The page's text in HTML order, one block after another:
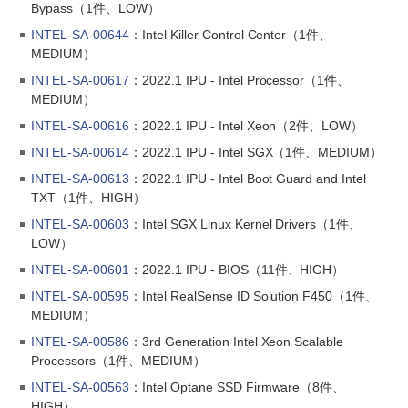
Bypass（1件、LOW）
INTEL-SA-00644：Intel Killer Control Center（1件、
MEDIUM）
INTEL-SA-00617 ：2022.1 IPU - Intel Processor（1件、
MEDIUM）
INTEL-SA-00616 ：2022.1 IPU - Intel Xeon（2件、LOW）
INTEL-SA-00614：2022.1 IPU - Intel SGX（1件、MEDIUM）
INTEL-SA-00613 ：2022.1 IPU - Intel Boot Guard and Intel
TXT（1件、HIGH）
INTEL-SA-00603 ：Intel SGX Linux Kernel Drivers（1件、
LOW）
INTEL-SA-00601 ：2022.1 IPU - BIOS（11件、HIGH）
INTEL-SA-00595：Intel RealSense ID Solution F450（1件、
MEDIUM）
INTEL-SA-00586 ：3rd Generation Intel Xeon Scalable
Processors（1件、MEDIUM）
INTEL-SA-00563 ：Intel Optane SSD Firmware（8件、